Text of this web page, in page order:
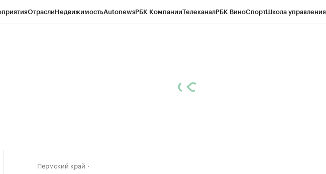
ОтраслиНедвижимостьAutonewsРБК КомпанииТелеканалРБК ВиноСпортШкола
Пермский край